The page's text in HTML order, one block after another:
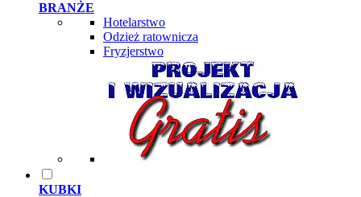
BRANŻE
Hotelarstwo
Odzież ratownicza
Fryzjerstwo
KUBKI